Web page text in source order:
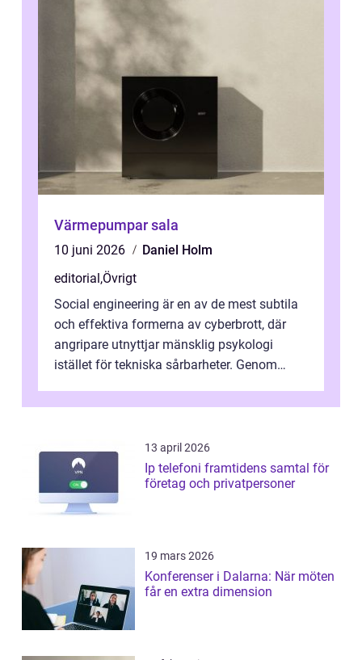
Värmepumpar sala
10 juni 2026
Daniel Holm
editorial,Övrigt
Social engineering är en av de mest subtila
och effektiva formerna av cyberbrott, där
angripare utnyttjar mänsklig psykologi
istället för tekniska sårbarheter. Genom
13 april 2026
Ip telefoni framtidens samtal för
företag och privatpersoner
19 mars 2026
Konferenser i Dalarna: När möten
får en extra dimension